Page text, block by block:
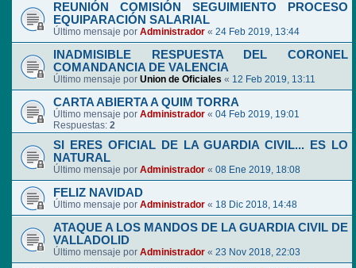
REUNIÓN COMISIÓN SEGUIMIENTO PROCESO
EQUIPARACIÓN SALARIAL
Último mensaje por Administrador « 24 Feb 2019, 13:44
INADMISIBLE RESPUESTA DEL CORONEL
COMANDANCIA DE VALENCIA
Último mensaje por Union de Oficiales « 12 Feb 2019, 13:11
CARTA ABIERTA A QUIM TORRA
Último mensaje por Administrador « 04 Feb 2019, 19:01
Respuestas: 2
SI ERES OFICIAL DE LA GUARDIA CIVIL... ES LO
NATURAL
Último mensaje por Administrador « 08 Ene 2019, 18:08
FELIZ NAVIDAD
Último mensaje por Administrador « 18 Dic 2018, 14:48
ATAQUE A LOS MANDOS DE LA GUARDIA CIVIL DE
VALLADOLID
Último mensaje por Administrador « 23 Nov 2018, 22:03